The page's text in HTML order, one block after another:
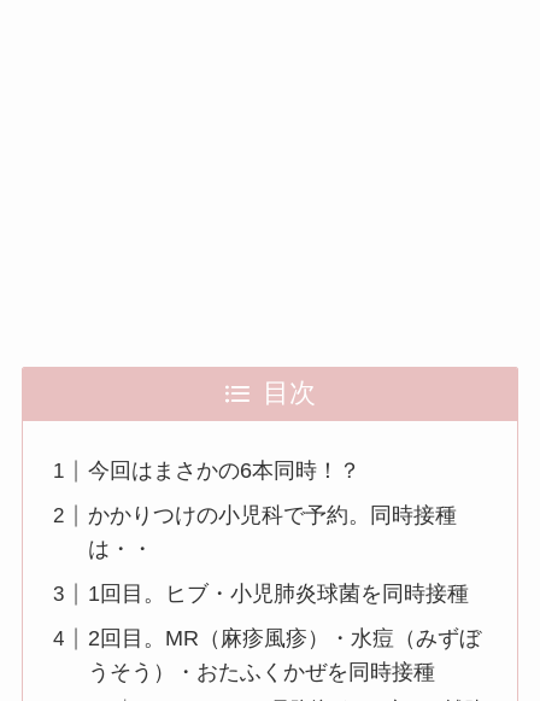
目次
今回はまさかの6本同時！？
かかりつけの小児科で予約。同時接種
は・・
1回目。ヒブ・小児肺炎球菌を同時接種
2回目。MR（麻疹風疹）・水痘（みずぼ
うそう）・おたふくかぜを同時接種